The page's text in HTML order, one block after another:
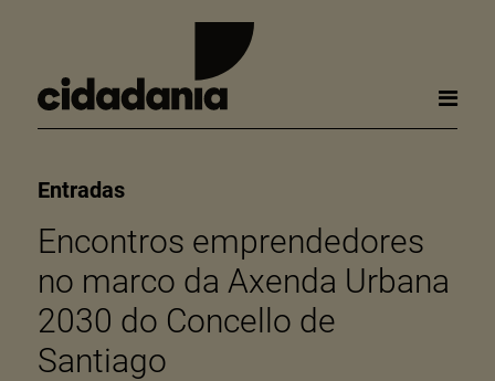
Entradas
Encontros emprendedores
no marco da Axenda Urbana
2030 do Concello de
Santiago